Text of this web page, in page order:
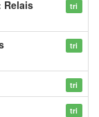
Relais
tri
tri
tri
tri